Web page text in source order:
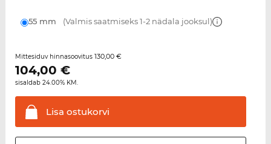
55 mm (Valmis saatmiseks 1-2 nädala jooksul)
Mittesiduv hinnasoovitus 130,00 €
104,00 €
sisaldab 24.00% KM.
Lisa ostukorvi